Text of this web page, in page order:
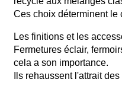
Ces choix déterminent le
Les finitions et les
Fermetures éclair,
cela a son importance.
Ils rehaussent l'attrait